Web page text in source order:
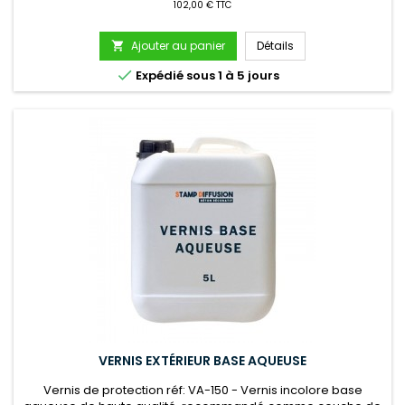
102,00 € TTC
 Ajouter au panier Détails
 Expédié sous 1 à 5 jours
VERNIS EXTÉRIEUR BASE AQUEUSE
Vernis de protection réf: VA-150 - Vernis incolore base